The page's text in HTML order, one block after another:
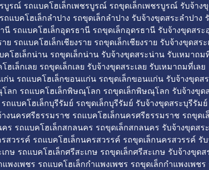
บูรณ์ รถแบคโฮเล็กเพชรบูรณ์ รถขุดเล็กเพชรบูรณ์ รับจ้า
แบคโฮเล็กลำปาง รถขุดเล็กลำปาง รับจ้างขุดสระลำปาง
นี รถแบคโฮเล็กอุดรธานี รถขุดเล็กอุดรธานี รับจ้างขุดสร
ย รถแบคโฮเล็กเชียงราย รถขุดเล็กเชียงราย รับจ้างขุดสร
โฮเล็กน่าน รถขุดเล็กน่าน รับจ้างขุดสระน่าน รับเหมาถ
ฮเล็กเลย รถขุดเล็กเลย รับจ้างขุดสระเลย รับเหมาถมที่เลย
น รถแบคโฮเล็กขอนแก่น รถขุดเล็กขอนแก่น รับจ้างขุด
ลก รถแบคโฮเล็กพิษณุโลก รถขุดเล็กพิษณุโลก รับจ้างขุ
ถแบคโฮเล็กบุรีรัมย์ รถขุดเล็กบุรีรัมย์ รับจ้างขุดสระบุรีรัม
งนครศรีธรรมราช รถแบคโฮเล็กนครศรีธรรมราช รถขุ
ร รถแบคโฮเล็กสกลนคร รถขุดเล็กสกลนคร รับจ้างขุดส
สวรรค์ รถแบคโฮเล็กนครสวรรค์ รถขุดเล็กนครสวรรค์
กษ รถแบคโฮเล็กศรีสะเกษ รถขุดเล็กศรีสะเกษ รับจ้างขุด
พงเพชร รถแบคโฮเล็กกำแพงเพชร รถขุดเล็กกำแพงเพช